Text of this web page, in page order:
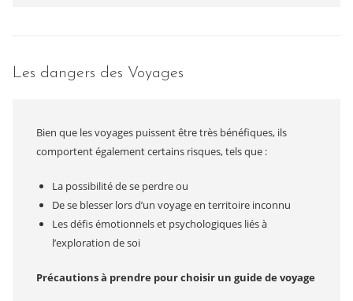
Les dangers des Voyages
Bien que les voyages puissent être très bénéfiques, ils
comportent également certains risques, tels que :
La possibilité de se perdre ou
De se blesser lors d’un voyage en territoire inconnu
Les défis émotionnels et psychologiques liés à
l’exploration de soi
Précautions à prendre pour choisir un guide de voyage